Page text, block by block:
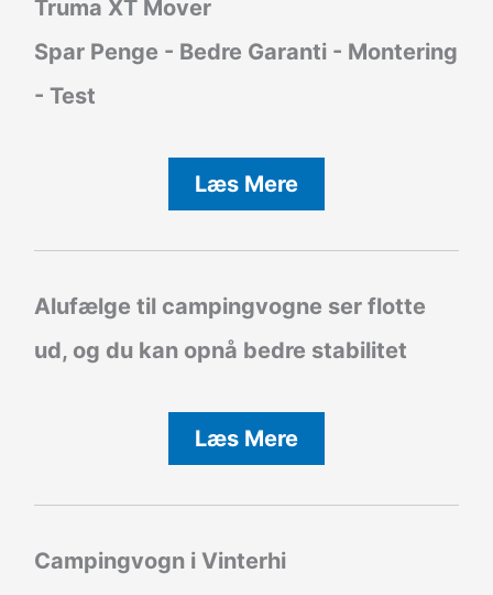
Truma XT Mover
Spar Penge - Bedre Garanti - Montering
- Test
Læs Mere
Alufælge til campingvogne ser flotte
ud, og du kan opnå bedre stabilitet
Læs Mere
Campingvogn i Vinterhi